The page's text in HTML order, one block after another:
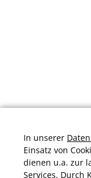
In unserer
Einsatz von
dienen u.a. zur
Services. Durch